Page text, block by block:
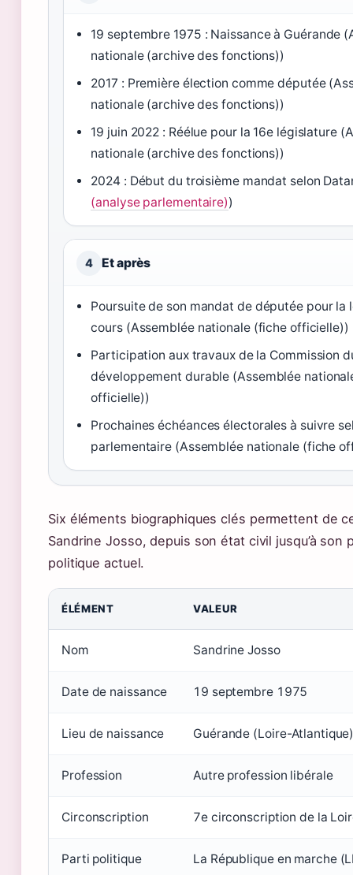
19 septembre 1975 : Naissance à Guérande
nationale (archive des fonctions))
2017 : Première élection comme députée
nationale (archive des fonctions))
19 juin 2022 : Réélue pour la 16e législature
nationale (archive des fonctions))
2024 : Début du troisième mandat selon
(analyse parlementaire))
4 Et après
Poursuite de son mandat de députée pour la
cours (Assemblée nationale (fiche officielle))
Participation aux travaux de la Commission
développement durable (Assemblée
officielle))
Prochaines échéances électorales à suivre
parlementaire (Assemblée nationale (fiche
Six éléments biographiques clés permettent de
Sandrine Josso, depuis son état civil jusqu’à son
politique actuel.
ÉLÉMENT VALEUR
Nom Sandrine Josso
Date de naissance 19 septembre 1975
Lieu de naissance Guérande (Loire-
Profession Autre profession libérale
Circonscription 7e circonscription de la
Parti politique La République en marche